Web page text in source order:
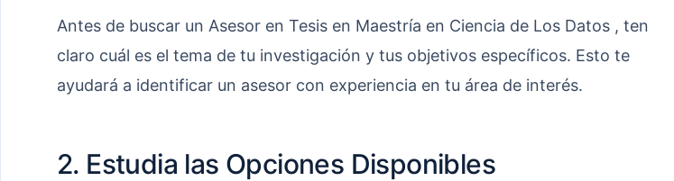
Antes de buscar un Asesor en Tesis en Maestría en Ciencia de Los Datos , ten
claro cuál es el tema de tu investigación y tus objetivos específicos. Esto te
ayudará a identificar un asesor con experiencia en tu área de interés.
2. Estudia las Opciones Disponibles